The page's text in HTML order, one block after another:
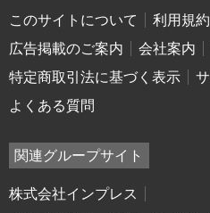
このサイトについて 利用規約
広告掲載のご案内
会社案内
特定商取引法に基づく表示
よくある質問
関連グループサイト
株式会社インプレス